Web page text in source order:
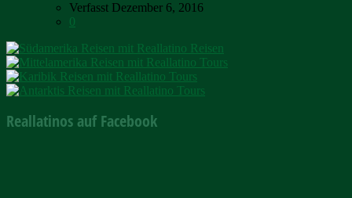
Verfasst Dezember 6, 2016
0
Reallatinos auf Facebook